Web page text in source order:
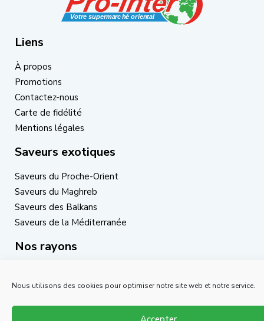
Nous utilisons des cookies pour optimiser notre site web et notre service.
Liens
À propos
Promotions
Contactez-nous
Carte de fidélité
Mentions légales
Saveurs exotiques
Saveurs du Proche-Orient
Saveurs du Maghreb
Saveurs des Balkans
Saveurs de la Méditerranée
Nos rayons
Charcuterie halal